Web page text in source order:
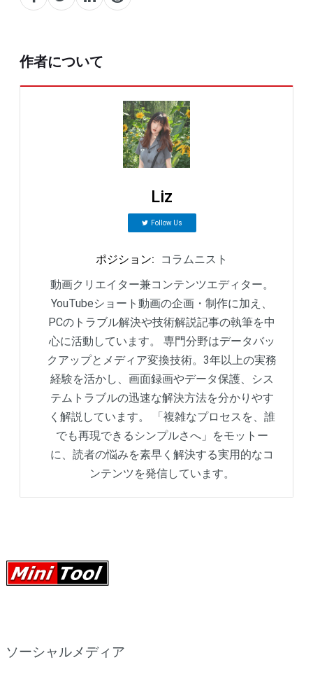
作者について
Liz
Follow Us
ポジション:
コラムニスト
動画クリエイター兼コンテンツエディター。
YouTubeショート動画の企画・制作に加え、
PCのトラブル解決や技術解説記事の執筆を中
心に活動しています。 専門分野はデータバッ
クアップとメディア変換技術。3年以上の実務
経験を活かし、画面録画やデータ保護、シス
テムトラブルの迅速な解決方法を分かりやす
く解説しています。 「複雑なプロセスを、誰
でも再現できるシンプルさへ」をモットー
に、読者の悩みを素早く解決する実用的なコ
ンテンツを発信しています。
ソーシャルメディア